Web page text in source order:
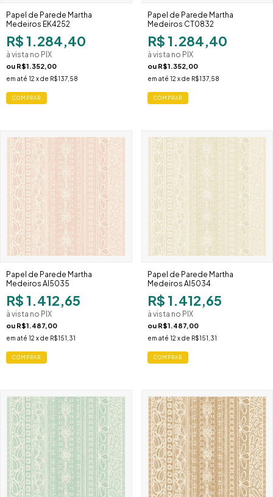
Papel de Parede Martha
Medeiros EK4252
R$ 1.284,40
à vista no PIX
ou R$1.352,00
em até 12 x de R$137,58
Papel de Parede Martha
Medeiros CT0832
R$ 1.284,40
à vista no PIX
ou R$1.352,00
em até 12 x de R$137,58
Papel de Parede Martha
Medeiros AI5035
R$ 1.412,65
à vista no PIX
ou R$1.487,00
em até 12 x de R$151,31
Papel de Parede Martha
Medeiros AI5034
R$ 1.412,65
à vista no PIX
ou R$1.487,00
em até 12 x de R$151,31